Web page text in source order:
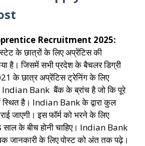
Recruitment 2025:
के छात्रों के लिए अप्रेंटिस की
है। जिसमें सभी प्रदेश के बैचलर डिग्री
के छात्र अप्रेंटिस ट्रेनिंग के लिए
Bank बैंक के ब्रांच है जो कि पूरे
है। Indian Bank के द्वारा कुल
जाएगी। इस फॉर्म को भरने के लिए
के बीच होनी चाहिए। Indian Bank
जानकारी के लिए पोस्ट को अंत तक पढ़े।